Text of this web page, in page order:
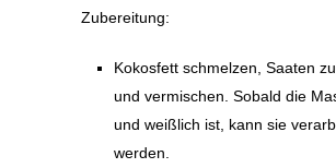
Zubereitung:
Kokosfett schmelzen, Saaten
und vermischen. Sobald die
und weißlich ist, kann sie
werden.